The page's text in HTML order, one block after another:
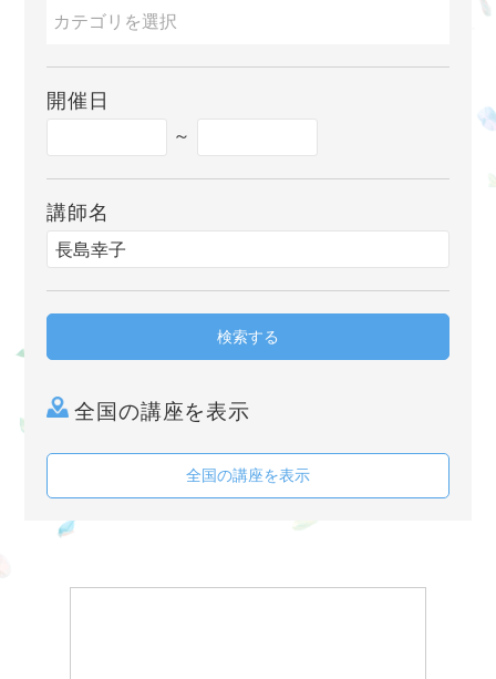
開催日
～
講師名
検索する
全国の講座を表示
全国の講座を表示